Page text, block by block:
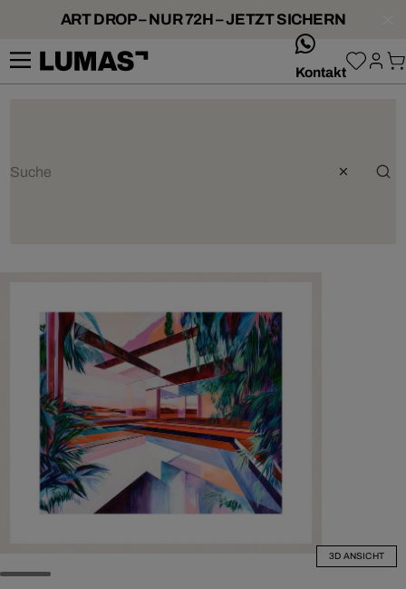
ART DROP – NUR 72H – JETZT SICHERN
Kontakt
3D ANSICHT